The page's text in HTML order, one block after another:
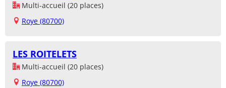
Multi-accueil (20 places)
Roye (80700)
LES ROITELETS
Multi-accueil (20 places)
Roye (80700)